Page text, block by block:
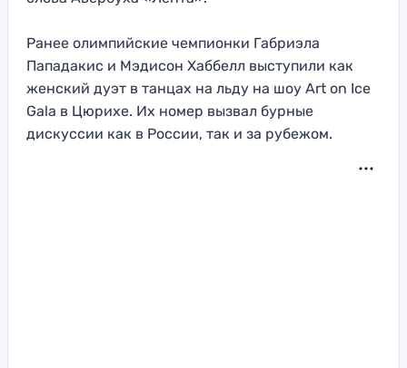
Ранее олимпийские чемпионки Габриэла
Пападакис и Мэдисон Хаббелл выступили как
женский дуэт в танцах на льду на шоу Art on Ice
Gala в Цюрихе. Их номер вызвал бурные
дискуссии как в России, так и за рубежом.